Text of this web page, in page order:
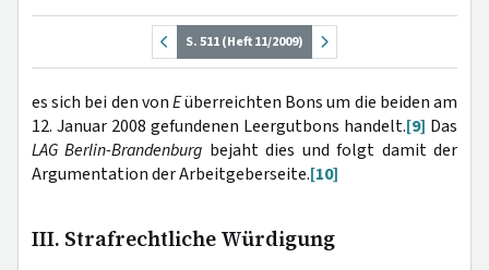
S. 511 (Heft 11/2009)
es sich bei den vonEüberreichten Bons um die beiden am
12. Januar 2008 gefundenen Leergutbons handelt.[9] Das
LAG Berlin-Brandenburg bejaht dies und folgt damit der
Argumentation der Arbeitgeberseite.[10]
III. Strafrechtliche Würdigung